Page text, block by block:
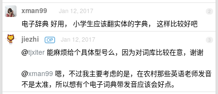
2
xman99 Jan 12, 2017
电子辞典 好用， 小学生应该翻实体的字典， 这样比较好吧
3
jiezhi OP Jan 12, 2017
@tjxiter 能麻烦给个具体型号么，因为对词库比较在意，谢谢
@xman99 嗯，不过我主要考虑的是，在农村那些英语老师发音
不是太准，所以想有个电子词典带发音应该会好点。